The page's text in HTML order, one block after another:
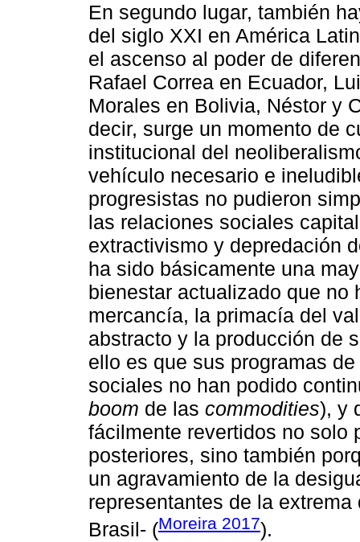
En segundo lugar, también
del siglo XXI en América
el ascenso al poder de
Rafael Correa en Ecuador,
Morales en Bolivia, Néstor y
decir, surge un momento de
institucional del
vehículo necesario e
progresistas no pudieron
las relaciones sociales
extractivismo y depredación
ha sido básicamente una
bienestar actualizado que no
mercancía, la primacía del
abstracto y la producción de
ello es que sus programas
sociales no han podido
boom de las commodities), y
fácilmente revertidos no solo
posteriores, sino también
un agravamiento de la
representantes de la
Brasil- (Moreira 2017).